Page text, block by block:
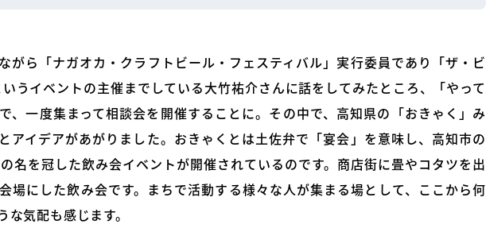
がら「ナガオカ・クラフトビール・フェスティバル」実行委員であり「ザ・ビ
うイベントの主催までしている大竹祐介さんに話をしてみたところ、「やって
、一度集まって相談会を開催することに。その中で、高知県の「おきゃく」み
アイデアがあがりました。おきゃくとは土佐弁で「宴会」を意味し、高知市の
名を冠した飲み会イベントが開催されているのです。商店街に畳やコタツを出
場にした飲み会です。まちで活動する様々な人が集まる場として、ここから何
気配も感じます。